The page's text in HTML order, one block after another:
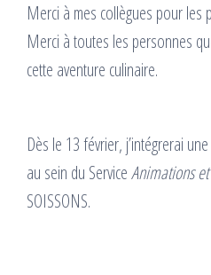
Merci à mes collègues pour les
Merci à toutes les personnes
cette aventure culinaire.
Dès le 13 février, j’intégrerai
au sein du ServiceAnimations
SOISSONS.